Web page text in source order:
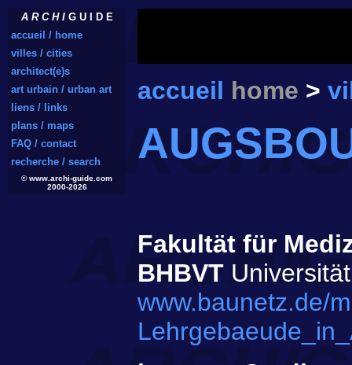
A R C H IG U I D E
accueil / home
villes / cities
architect(e)s
art urbain / urban art
liens / links
plans / maps
FAQ / contact
recherche / search
© www.archi-guide.com
2000-2026
accueil home >
Fakultät für
BHBVT
www.baunetz.de/